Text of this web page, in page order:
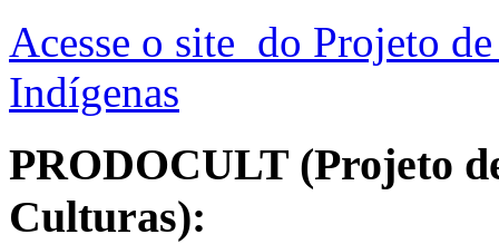
Acesse o site do Projeto
Indígenas
PRODOCULT (Projeto
Culturas):